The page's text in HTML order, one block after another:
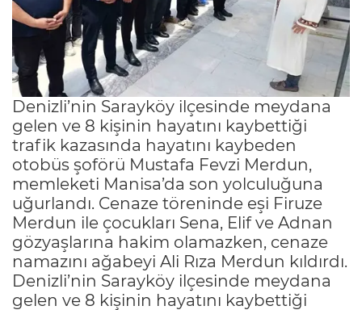
Denizli’nin Sarayköy ilçesinde meydana
gelen ve 8 kişinin hayatını kaybettiği
trafik kazasında hayatını kaybeden
otobüs şoförü Mustafa Fevzi Merdun,
memleketi Manisa’da son yolculuğuna
uğurlandı. Cenaze töreninde eşi Firuze
Merdun ile çocukları Sena, Elif ve Adnan
gözyaşlarına hakim olamazken, cenaze
namazını ağabeyi Ali Rıza Merdun kıldırdı.
Denizli’nin Sarayköy ilçesinde meydana
gelen ve 8 kişinin hayatını kaybettiği